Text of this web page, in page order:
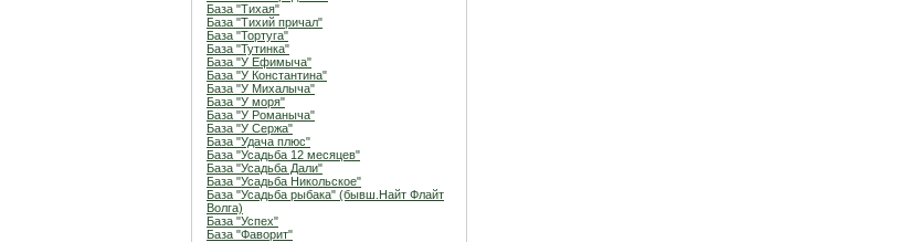
База "Тихая"
База "Тихий причал"
База "Тортуга"
База "Тутинка"
База "У Ефимыча"
База "У Константина"
База "У Михалыча"
База "У моря"
База "У Романыча"
База "У Сержа"
База "Удача плюс"
База "Усадьба 12 месяцев"
База "Усадьба Дали"
База "Усадьба Никольское"
База "Усадьба рыбака" (бывш.Найт Флайт
Волга)
База "Успех"
База "Фаворит"